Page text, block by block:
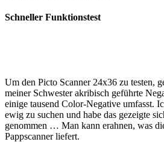
Schneller Funktionstest
Um den Picto Scanner 24x36 zu testen,
meiner Schwester akribisch geführte
einige tausend Color-Negative umfasst.
ewig zu suchen und habe das gezeigte
genommen … Man kann erahnen, was
Pappscanner liefert.